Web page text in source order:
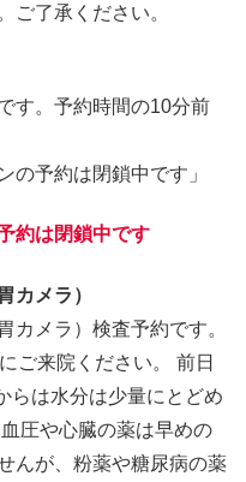
ご了承ください。
す。予約時間の10分前
予約は閉鎖中です」
約は閉鎖中です
カメラ）
カメラ）検査予約です。
ご来院ください。 前日
らは水分は少量にとどめ
圧や心臓の薬は早めの
んが、粉薬や糖尿病の薬